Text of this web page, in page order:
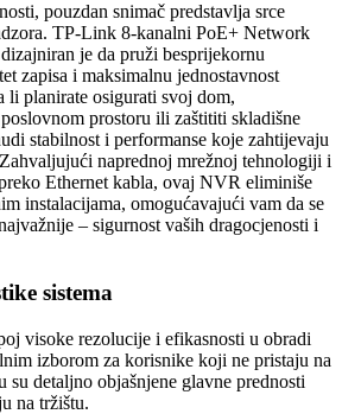
pouzdan snimač predstavlja srce
TP-Link 8-kanalni PoE+ Network
je da pruži besprijekornu
zapisa i maksimalnu jednostavnost
li planirate osigurati svoj dom,
prostoru ili zaštititi skladišne
stabilnost i performanse koje zahtijevaju
naprednoj mrežnoj tehnologiji i
Ethernet kabla, ovaj NVR eliminiše
instalacijama, omogućavajući vam da se
– sigurnost vaših dragocjenosti i
sistema
visoke rezolucije i efikasnosti u obradi
izborom za korisnike koji ne pristaju na
su detaljno objašnjene glavne prednosti
na tržištu.